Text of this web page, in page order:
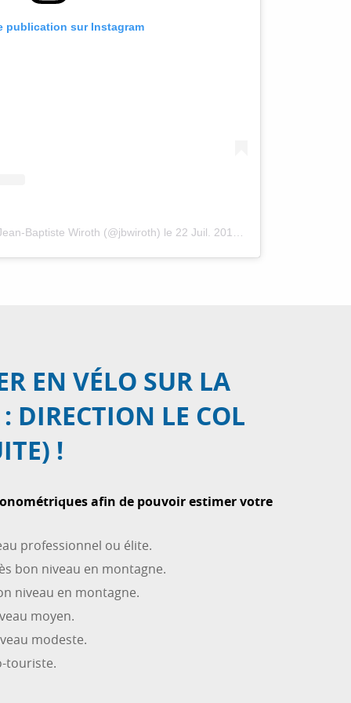
publication sur Instagram
Baptiste Wiroth (@jbwiroth) le 22 Juil. 2018 à 10 :56 PDT
EN VÉLO SUR LA
: DIRECTION LE COL
!
afin de pouvoir estimer votre
professionnel ou élite.
bon niveau en montagne.
niveau en montagne.
moyen.
modeste.
touriste.